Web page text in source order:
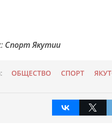
Спорт Якутии
ОБЩЕСТВО СПОРТ